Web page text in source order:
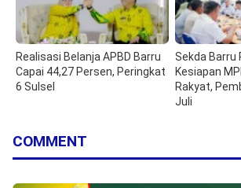
Realisasi Belanja APBD Barru
Capai 44,27 Persen, Peringkat
6 Sulsel
Sekda Barru
Kesiapan
Rakyat,
Juli
COMMENT